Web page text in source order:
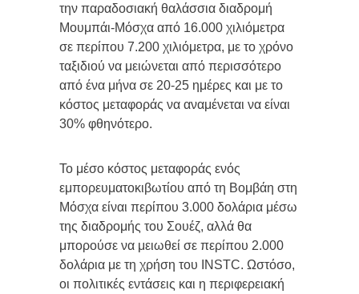
την παραδοσιακή θαλάσσια διαδρομή
Μουμπάι-Μόσχα από 16.000 χιλιόμετρα
σε περίπου 7.200 χιλιόμετρα, με το χρόνο
ταξιδιού να μειώνεται από περισσότερο
από ένα μήνα σε 20-25 ημέρες και με το
κόστος μεταφοράς να αναμένεται να είναι
30% φθηνότερο.
Το μέσο κόστος μεταφοράς ενός
εμπορευματοκιβωτίου από τη Βομβάη στη
Μόσχα είναι περίπου 3.000 δολάρια μέσω
της διαδρομής του Σουέζ, αλλά θα
μπορούσε να μειωθεί σε περίπου 2.000
δολάρια με τη χρήση του INSTC. Ωστόσο,
οι πολιτικές εντάσεις και η περιφερειακή